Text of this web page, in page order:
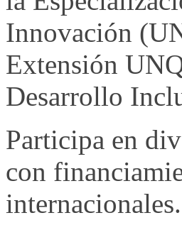
Innovación
Extensión
Desarrollo
Participa en
con
internacionales.